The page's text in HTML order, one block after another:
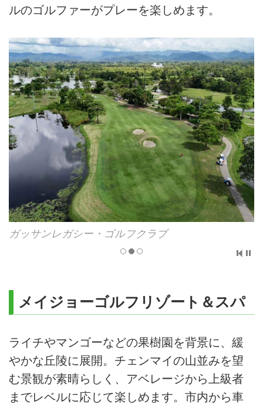
ルのゴルファーがプレーを楽しめます。
ガッサンレガシー・ゴルフクラブ
メイジョーゴルフリゾート＆スパ
ライチやマンゴーなどの果樹園を背景に、緩
やかな丘陵に展開。チェンマイの山並みを望
む景観が素晴らしく、アベレージから上級者
までレベルに応じて楽しめます。市内から車